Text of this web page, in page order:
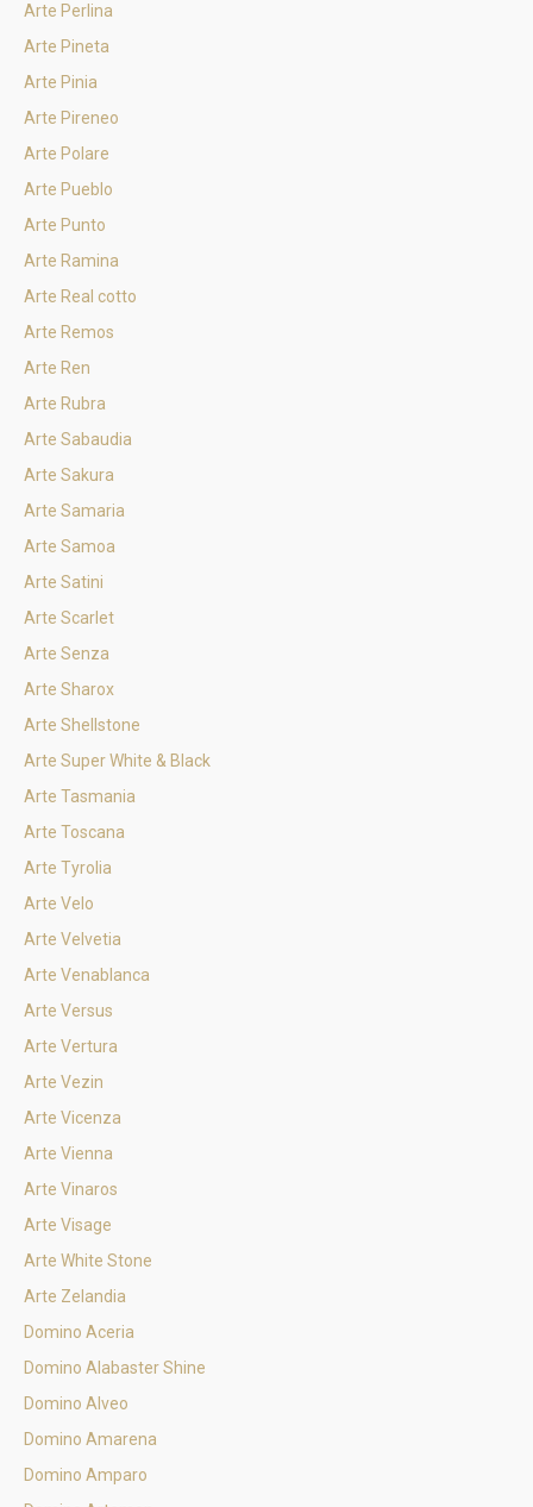
Arte Perlina
Arte Pineta
Arte Pinia
Arte Pireneo
Arte Polare
Arte Pueblo
Arte Punto
Arte Ramina
Arte Real cotto
Arte Remos
Arte Ren
Arte Rubra
Arte Sabaudia
Arte Sakura
Arte Samaria
Arte Samoa
Arte Satini
Arte Scarlet
Arte Senza
Arte Sharox
Arte Shellstone
Arte Super White & Black
Arte Tasmania
Arte Toscana
Arte Tyrolia
Arte Velo
Arte Velvetia
Arte Venablanca
Arte Versus
Arte Vertura
Arte Vezin
Arte Vicenza
Arte Vienna
Arte Vinaros
Arte Visage
Arte White Stone
Arte Zelandia
Domino Aceria
Domino Alabaster Shine
Domino Alveo
Domino Amarena
Domino Amparo